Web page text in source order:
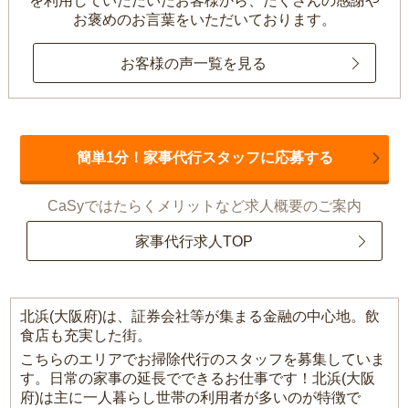
お褒めのお言葉をいただいております。
お客様の声一覧を見る
簡単1分！家事代行スタッフに応募する
CaSyではたらくメリットなど求人概要のご案内
家事代行求人TOP
北浜(大阪府)は、証券会社等が集まる金融の中心地。飲
食店も充実した街。
こちらのエリアでお掃除代行のスタッフを募集していま
す。日常の家事の延長でできるお仕事です！北浜(大阪
府)は主に一人暮らし世帯の利用者が多いのが特徴で